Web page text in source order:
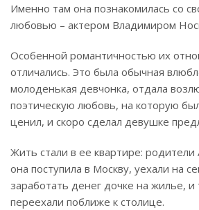
Именно там она познакомилась со
любовью – актером Владимиром
Особенной романтичностью их
отличались. Это была обычная
молоденькая девчонка, отдала
поэтическую любовь, на которую
ценил, и скоро сделал девушке
Жить стали в ее квартире: родители
она поступила в Москву, уехали на
заработать денег дочке на жилье, и
переехали поближе к столице.